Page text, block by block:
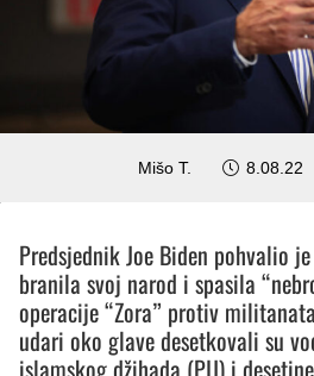
Mišo T. 8.08.22
Predsjednik Joe Biden pohvalio
branila svoj narod i spasila
operacije “Zora” protiv
udari oko glave desetkovali su
islamskog džihada (PIJ) i